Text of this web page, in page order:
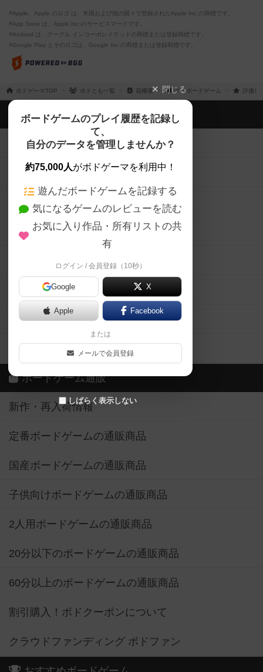
※Apple、Apple のロゴ は、米国および他の国々で登録されたApple Inc.の商標です。
※App Store は、Apple Inc.のサービスマークです。
※Android は、グーグル インコーポレイテッドの商標または登録商標です。
※Google Play とそのロゴは、Google Inc.の商標または登録商標です。
ボドゲーマTOP ボドとも一覧 花椰菜 マイボードゲーム 評価し
閉じる
ボードゲームのプレイ履歴を記録し
て、
自分のデータを管理しませんか？
約75,000人がボドゲーマを利用中！
遊んだボードゲームを記録する
気になるゲームのレビューを読む
お気に入り作品・所有リストの共
有
ログイン / 会員登録（10秒）
Google X
Apple Facebook
または
メールで会員登録
しばらく表示しない
ボドゲーマTOP
ボードゲームを検索する
ボードゲームの新着レビュー
ボードゲーム会情報
メカニクス特集
掲示板・トピックス
ボドとも・会員一覧
ボードゲーム業界コラム
ボドゲーマご利用案内
ボードゲーム通販
新作・再入荷情報
定番ボードゲームの通販商品
国産ボードゲームの通販商品
子供向けボードゲームの通販商品
2人用ボードゲームの通販商品
20分以下のボードゲームの通販商品
60分以上のボードゲームの通販商品
割引購入！ボドクーポンについて
クラウドファンディング ボドファン